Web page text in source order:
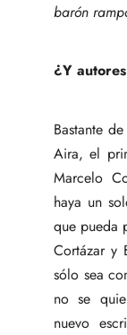
barón
¿Y
Bastante
Aira, el
Marcelo
haya un
que pueda
Cortázar y
sólo sea
no se
nuevo